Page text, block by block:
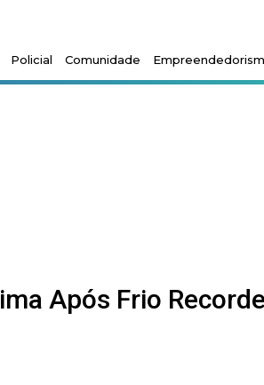
Policial Comunidade
Após Frio Recorde